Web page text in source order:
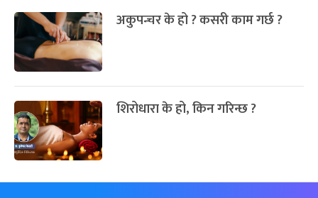
अकुपन्चर के हो ? कसरी काम गर्छ ?
शिरोधारा के हो, किन गरिन्छ ?